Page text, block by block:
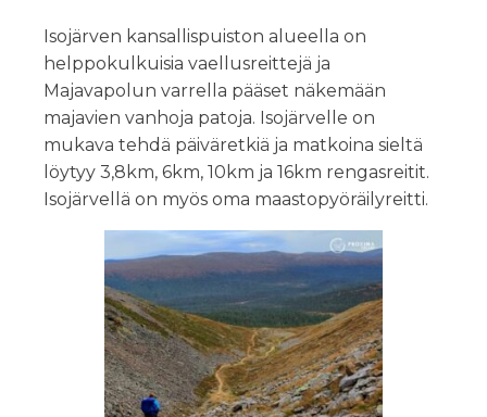
Isojärven kansallispuiston alueella on
helppokulkuisia vaellusreittejä ja
Majavapolun varrella pääset näkemään
majavien vanhoja patoja. Isojärvelle on
mukava tehdä päiväretkiä ja matkoina sieltä
löytyy 3,8km, 6km, 10km ja 16km rengasreitit.
Isojärvellä on myös oma maastopyöräilyreitti.